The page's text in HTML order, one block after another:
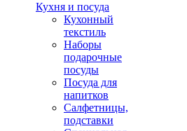
Кухня и посуда
Кухонный
текстиль
Наборы
подарочные
посуды
Посуда для
напитков
Салфетницы,
подставки